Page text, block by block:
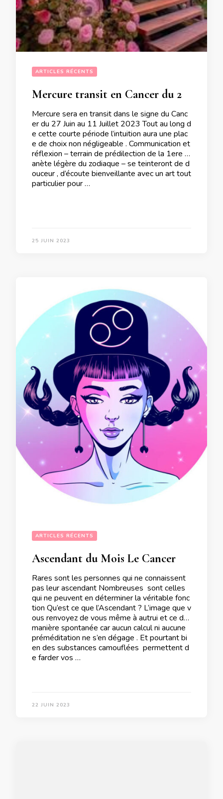
ARTICLES RÉCENTS
Mercure sera en transit dans le signe du Canc
er du 27 Juin au 11 Juillet 2023 Tout au long d
e cette courte période l’intuition aura une plac
e de choix non négligeable . Communication et
réflexion – terrain de prédilection de la 1ere pl
anète légère du zodiaque – se teinteront de d
ouceur , d’écoute bienveillante avec un art tout
particulier pour …
25 JUIN 2023
ARTICLES RÉCENTS
Ascendant du Mois Le Cancer
Rares sont les personnes qui ne connaissent
pas leur ascendant Nombreuses sont celles
qui ne peuvent en déterminer la véritable fonc
tion Qu’est ce que l’Ascendant ? L’image que v
ous renvoyez de vous même à autrui et ce de
manière spontanée car aucun calcul ni aucune
préméditation ne s’en dégage . Et pourtant bi
en des substances camouflées permettent d
e farder vos …
22 JUIN 2023